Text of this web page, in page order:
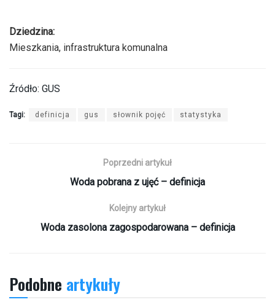
Dziedzina:
Mieszkania, infrastruktura komunalna
Źródło: GUS
Tagi: definicja gus słownik pojęć statystyka
Poprzedni artykuł
Woda pobrana z ujęć – definicja
Kolejny artykuł
Woda zasolona zagospodarowana – definicja
Podobne artykuły